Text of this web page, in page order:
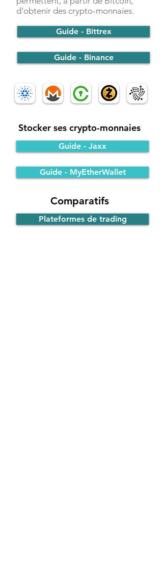
d'obtenir des crypto-monnaies.
Guide - Bittrex
Guide - Binance
Stocker ses crypto-monnaies
Comparatifs
Plateformes de trading
Guide - MyEtherWallet
Guide - Jaxx